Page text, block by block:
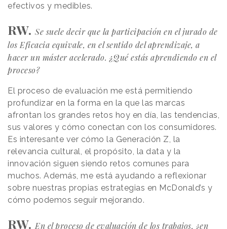
efectivos y medibles.
RW. Se suele decir que la participación en el jurado de
los Eficacia equivale, en el sentido del aprendizaje, a
hacer un máster acelerado. ¿Qué estás aprendiendo en el
proceso?
El proceso de evaluación me está permitiendo
profundizar en la forma en la que las marcas
afrontan los grandes retos hoy en día, las tendencias,
sus valores y cómo conectan con los consumidores.
Es interesante ver cómo la Generación Z, la
relevancia cultural, el propósito, la data y la
innovación siguen siendo retos comunes para
muchos. Además, me está ayudando a reflexionar
sobre nuestras propias estrategias en McDonald’s y
cómo podemos seguir mejorando.
RW. En el proceso de evaluación de los trabajos, ¿en